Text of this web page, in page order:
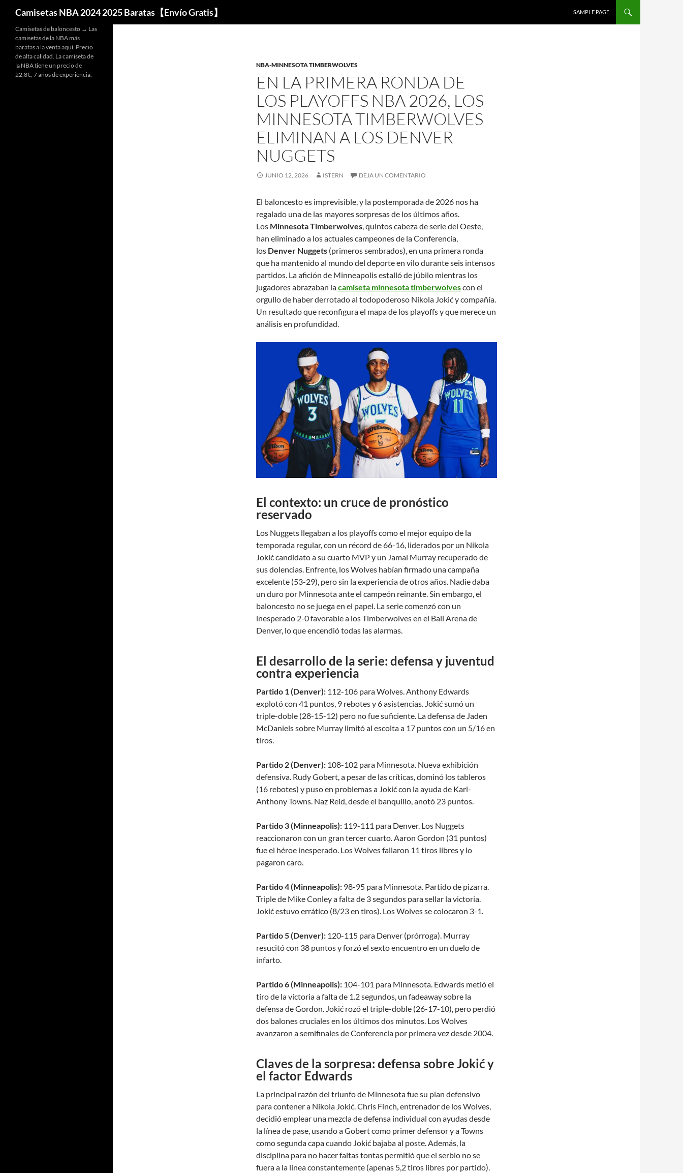
Camisetas NBA 2024 2025 Baratas【Envío Gratis】
SAMPLE PAGE
NBA-MINNESOTA TIMBERWOLVES
EN LA PRIMERA RONDA DE
LOS PLAYOFFS NBA 2026, LOS
MINNESOTA TIMBERWOLVES
ELIMINAN A LOS DENVER
NUGGETS
JUNIO 12, 2026 ISTERN DEJA UN COMENTARIO
El baloncesto es imprevisible, y la postemporada de 2026 nos ha
regalado una de las mayores sorpresas de los últimos años.
Los Minnesota Timberwolves, quintos cabeza de serie del Oeste,
han eliminado a los actuales campeones de la Conferencia,
los Denver Nuggets (primeros sembrados), en una primera ronda
que ha mantenido al mundo del deporte en vilo durante seis intensos
partidos. La afición de Minneapolis estalló de júbilo mientras los
jugadores abrazaban lacamiseta minnesota timberwolvescon el
orgullo de haber derrotado al todopoderoso Nikola Jokić y compañía.
Un resultado que reconfigura el mapa de los playoffs y que merece un
análisis en profundidad.
El contexto: un cruce de pronóstico
reservado
Los Nuggets llegaban a los playoffs como el mejor equipo de la
temporada regular, con un récord de 66-16, liderados por un Nikola
Jokić candidato a su cuarto MVP y un Jamal Murray recuperado de
sus dolencias. Enfrente, los Wolves habían firmado una campaña
excelente (53-29), pero sin la experiencia de otros años. Nadie daba
un duro por Minnesota ante el campeón reinante. Sin embargo, el
baloncesto no se juega en el papel. La serie comenzó con un
inesperado 2-0 favorable a los Timberwolves en el Ball Arena de
Denver, lo que encendió todas las alarmas.
El desarrollo de la serie: defensa y juventud
contra experiencia
Partido 1 (Denver): 112-106 para Wolves. Anthony Edwards
explotó con 41 puntos, 9 rebotes y 6 asistencias. Jokić sumó un
triple-doble (28-15-12) pero no fue suficiente. La defensa de Jaden
McDaniels sobre Murray limitó al escolta a 17 puntos con un 5/16 en
tiros.
Partido 2 (Denver): 108-102 para Minnesota. Nueva exhibición
defensiva. Rudy Gobert, a pesar de las críticas, dominó los tableros
(16 rebotes) y puso en problemas a Jokić con la ayuda de Karl-
Anthony Towns. Naz Reid, desde el banquillo, anotó 23 puntos.
Partido 3 (Minneapolis): 119-111 para Denver. Los Nuggets
reaccionaron con un gran tercer cuarto. Aaron Gordon (31 puntos)
fue el héroe inesperado. Los Wolves fallaron 11 tiros libres y lo
pagaron caro.
Partido 4 (Minneapolis): 98-95 para Minnesota. Partido de pizarra.
Triple de Mike Conley a falta de 3 segundos para sellar la victoria.
Jokić estuvo errático (8/23 en tiros). Los Wolves se colocaron 3-1.
Partido 5 (Denver): 120-115 para Denver (prórroga). Murray
resucitó con 38 puntos y forzó el sexto encuentro en un duelo de
infarto.
Partido 6 (Minneapolis): 104-101 para Minnesota. Edwards metió el
tiro de la victoria a falta de 1.2 segundos, un fadeaway sobre la
defensa de Gordon. Jokić rozó el triple-doble (26-17-10), pero perdió
dos balones cruciales en los últimos dos minutos. Los Wolves
avanzaron a semifinales de Conferencia por primera vez desde 2004.
Claves de la sorpresa: defensa sobre Jokić y
el factor Edwards
La principal razón del triunfo de Minnesota fue su plan defensivo
para contener a Nikola Jokić. Chris Finch, entrenador de los Wolves,
decidió emplear una mezcla de defensa individual con ayudas desde
la línea de pase, usando a Gobert como primer defensor y a Towns
como segunda capa cuando Jokić bajaba al poste. Además, la
disciplina para no hacer faltas tontas permitió que el serbio no se
fuera a la línea constantemente (apenas 5,2 tiros libres por partido).
Camisetas de baloncesto → Las
camisetas de la NBA más
baratas a la venta aquí. Precio
de alta calidad. La camiseta de
la NBA tiene un precio de
22,8€, 7 años de experiencia.